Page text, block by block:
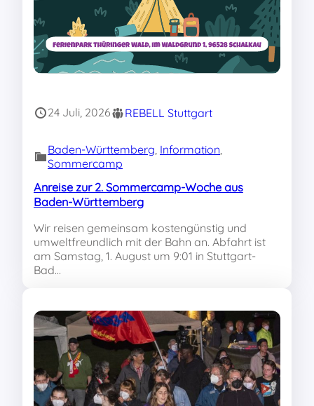
24 Juli, 2026 REBELL Stuttgart
Baden-Württemberg Information
Sommercamp
Anreise zur 2. Sommercamp-Woche aus
Baden-Württemberg
Wir reisen gemeinsam kostengünstig und
umweltfreundlich mit der Bahn an. Abfahrt ist
am Samstag, 1. August um 9:01 in Stuttgart-
Bad…